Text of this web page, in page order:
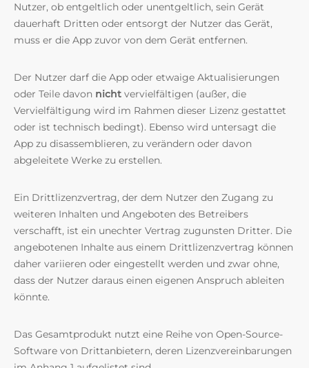
Nutzer, ob entgeltlich oder unentgeltlich, sein Gerät
dauerhaft Dritten oder entsorgt der Nutzer das Gerät,
muss er die App zuvor von dem Gerät entfernen.
Der Nutzer darf die App oder etwaige Aktualisierungen
oder Teile davon nicht vervielfältigen (außer, die
Vervielfältigung wird im Rahmen dieser Lizenz gestattet
oder ist technisch bedingt). Ebenso wird untersagt die
App zu disassemblieren, zu verändern oder davon
abgeleitete Werke zu erstellen.
Ein Drittlizenzvertrag, der dem Nutzer den Zugang zu
weiteren Inhalten und Angeboten des Betreibers
verschafft, ist ein unechter Vertrag zugunsten Dritter. Die
angebotenen Inhalte aus einem Drittlizenzvertrag können
daher variieren oder eingestellt werden und zwar ohne,
dass der Nutzer daraus einen eigenen Anspruch ableiten
könnte.
Das Gesamtprodukt nutzt eine Reihe von Open-Source-
Software von Drittanbietern, deren Lizenzvereinbarungen